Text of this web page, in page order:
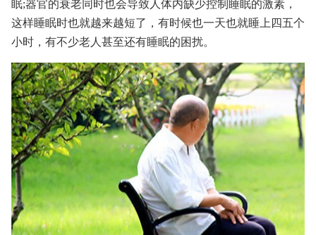
眠;器官的衰老同时也会导致人体内缺少控制睡眠的激素，
这样睡眠时也就越来越短了，有时候也一天也就睡上四五个
小时，有不少老人甚至还有睡眠的困扰。